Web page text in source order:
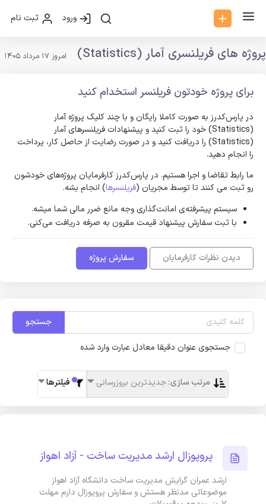
ورود ثبت نام
پروژه های فریلنسری آمار (Statistics) امروز 17 مرداد 1405
برای پروژه خودتون فریلنسر استخدام کنید
در پارس‌کدرز به صورت کاملا رایگان و با چند کلیک پروژه آمار
(Statistics) خود را ثبت کنید و پیشنهادات فریلنسر‌های آمار
(Statistics) را دریافت کنید و در صورت رضایت از حاصل کار، پرداخت
را انجام دهید.
ما رابط تقاضا و اجرا هستیم. در پارس‌کدرز کارفرمایان پروژه‌های خودشون
رو ثبت می کنند تا توسط مجریان (فریلنسرها) انجام بشه.
سیستم پیشرفته‌ی امانت‌گذاری وجه مانع ضرر مالی شما میشه.
با ثبت سفارش پیشنهاد قیمت مقرون به صرفه دریافت می‌کنی.
دیدن نظرات کارفرمایان سفارش پروژه
جستجو
جستجوی عنوان دقیقا معادل عبارت وارد شده
مرتب سازی:جدیدترین بروزرسانی فیلترها
پروپوزال ارشد مدیریت ساخت - آزاد اهواز
ارشد عمران گرایش مدیریت ساخت دانشگاه آزاد اهواز
موضوعاتی مدنظر هستش و سفارش پروپوزال دارم مهلت